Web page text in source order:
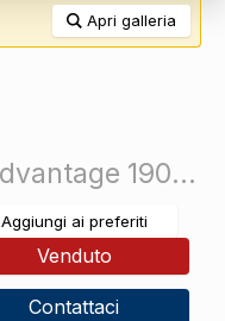
Apri galleria
Xdrive20d Business Advantage 190cv auto
Aggiungi ai preferiti
Venduto
Contattaci